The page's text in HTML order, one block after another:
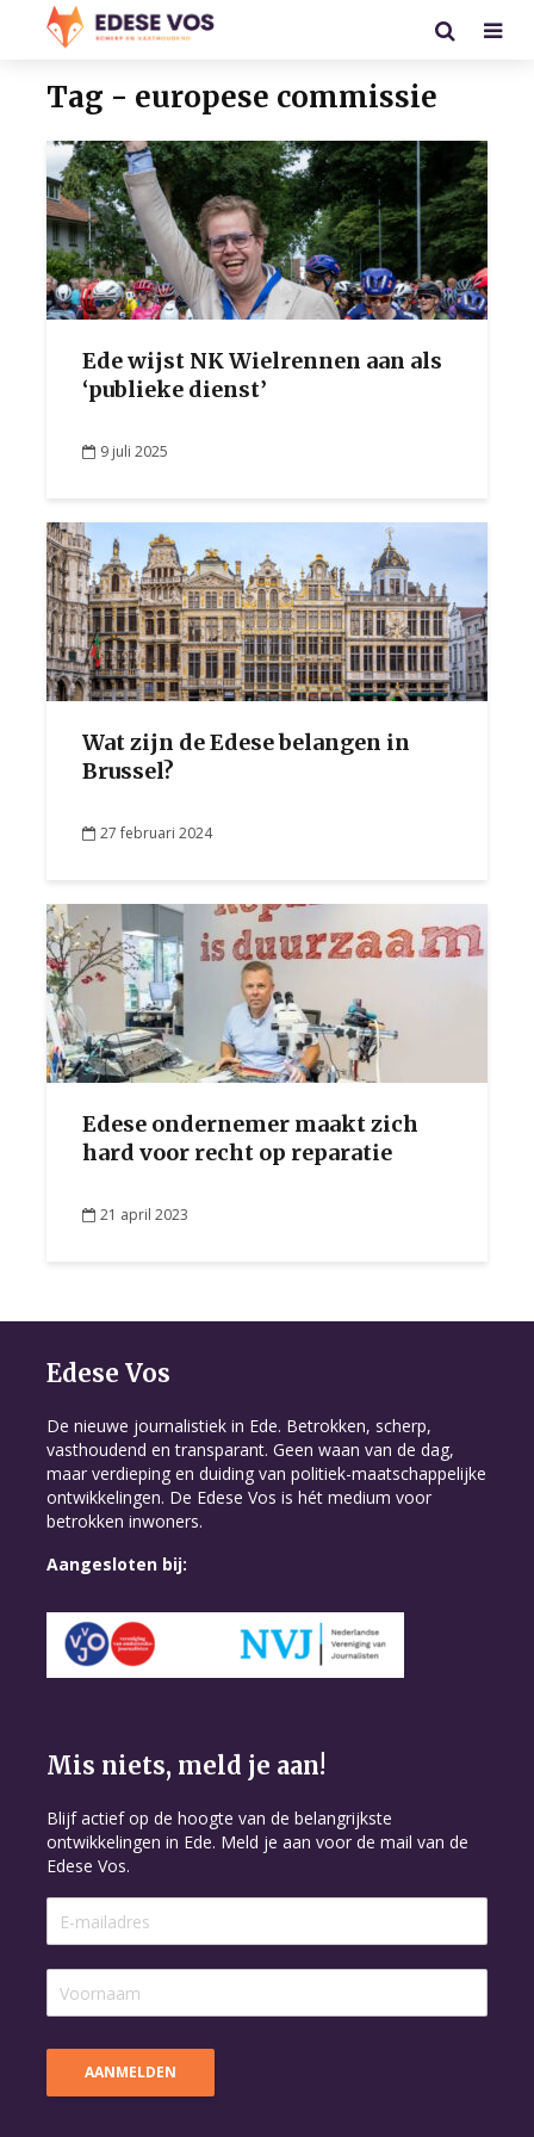
Tag - europese commissie
Ede wijst NK Wielrennen aan als
‘publieke dienst’
9 juli 2025
Wat zijn de Edese belangen in
Brussel?
27 februari 2024
Edese ondernemer maakt zich
hard voor recht op reparatie
21 april 2023
Edese Vos
De nieuwe journalistiek in Ede. Betrokken, scherp,
vasthoudend en transparant. Geen waan van de dag,
maar verdieping en duiding van politiek-maatschappelijke
ontwikkelingen. De Edese Vos is hét medium voor
betrokken inwoners.
Aangesloten bij:
Mis niets, meld je aan!
Blijf actief op de hoogte van de belangrijkste
ontwikkelingen in Ede. Meld je aan voor de mail van de
Edese Vos.